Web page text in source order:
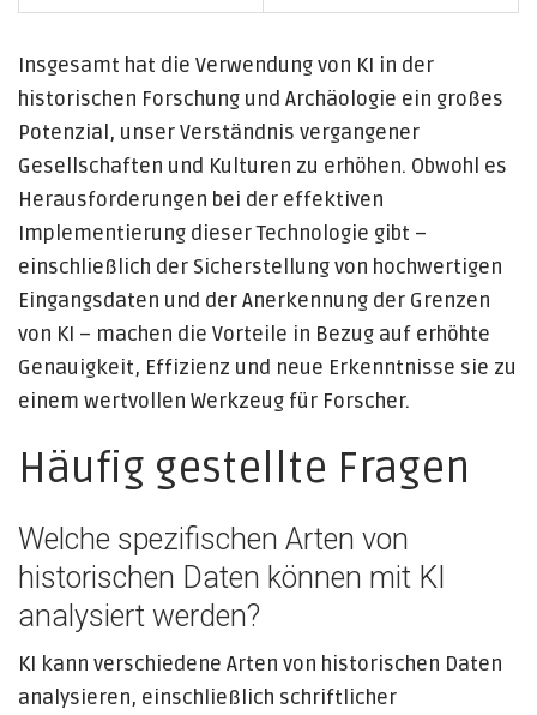
Insgesamt hat die Verwendung von KI in der
historischen Forschung und Archäologie ein großes
Potenzial, unser Verständnis vergangener
Gesellschaften und Kulturen zu erhöhen. Obwohl es
Herausforderungen bei der effektiven
Implementierung dieser Technologie gibt –
einschließlich der Sicherstellung von hochwertigen
Eingangsdaten und der Anerkennung der Grenzen
von KI – machen die Vorteile in Bezug auf erhöhte
Genauigkeit, Effizienz und neue Erkenntnisse sie zu
einem wertvollen Werkzeug für Forscher.
Häufig gestellte Fragen
Welche spezifischen Arten von
historischen Daten können mit KI
analysiert werden?
KI kann verschiedene Arten von historischen Daten
analysieren, einschließlich schriftlicher